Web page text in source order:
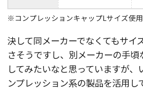
※コンプレッションキャップLサイズ使
決して同メーカーでなくてもサイ
さそうですし、別メーカーの手
してみたいなと思っていますが、
ンプレッション系の製品を活用し